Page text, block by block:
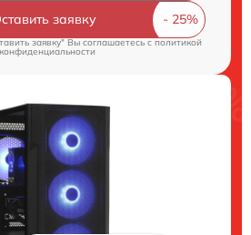
заявку
заявку" Вы соглашаетесь cполитикой
конфиденциальности